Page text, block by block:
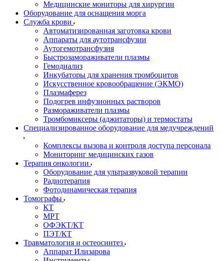
Медицинские мониторы для хирургии
Оборудование для оснащения морга
Служба крови
Автоматизированная заготовка крови
Аппараты для аутотрансфузии
Аутогемотрансфузия
Быстрозамораживатели плазмы
Гемодиализ
Инкубаторы для хранения тромбоцитов
Искусственное кровообращение (ЭКМО)
Плазмаферез
Подогрев инфузионных растворов
Размораживатели плазмы
Тромбомиксеры (аджитаторы) и термостаты
Специализированное оборудование для медучреждений
Комплексы вызова и контроля доступа персонала
Мониторинг медицинских газов
Терапия онкологии
Оборудование для ультразвуковой терапии
Радиотерапия
Фотодинамическая терапия
Томографы
КТ
МРТ
ОФЭКТ/КТ
ПЭТ/КТ
Травматология и остеосинтез
Аппарат Илизарова